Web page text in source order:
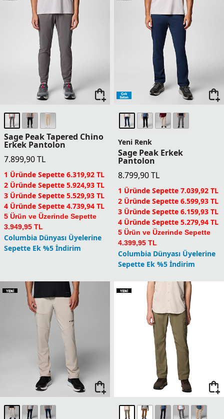
Sage Peak Tapered Chino
Erkek Pantolon
7.899,90TL
1 Üründe Sepette 6.319,92 TL
2 Üründe Sepette 5.924,93 TL
3 Üründe Sepette 5.529,93 TL
4 Üründe Sepette 4.739,94 TL
5 Ürün ve Üzerinde Sepette
3.949,95 TL
Columbia Dünyası Üyelerine
Sepette Ek %5 İndirim
Yeni Renk
Sage Peak Erkek
Pantolon
8.799,90TL
1 Üründe Sepette 7.039,92 TL
2 Üründe Sepette 6.599,93 TL
3 Üründe Sepette 6.159,93 TL
4 Üründe Sepette 5.279,94 TL
5 Ürün ve Üzerinde Sepette
4.399,95 TL
Columbia Dünyası Üyelerine
Sepette Ek %5 İndirim